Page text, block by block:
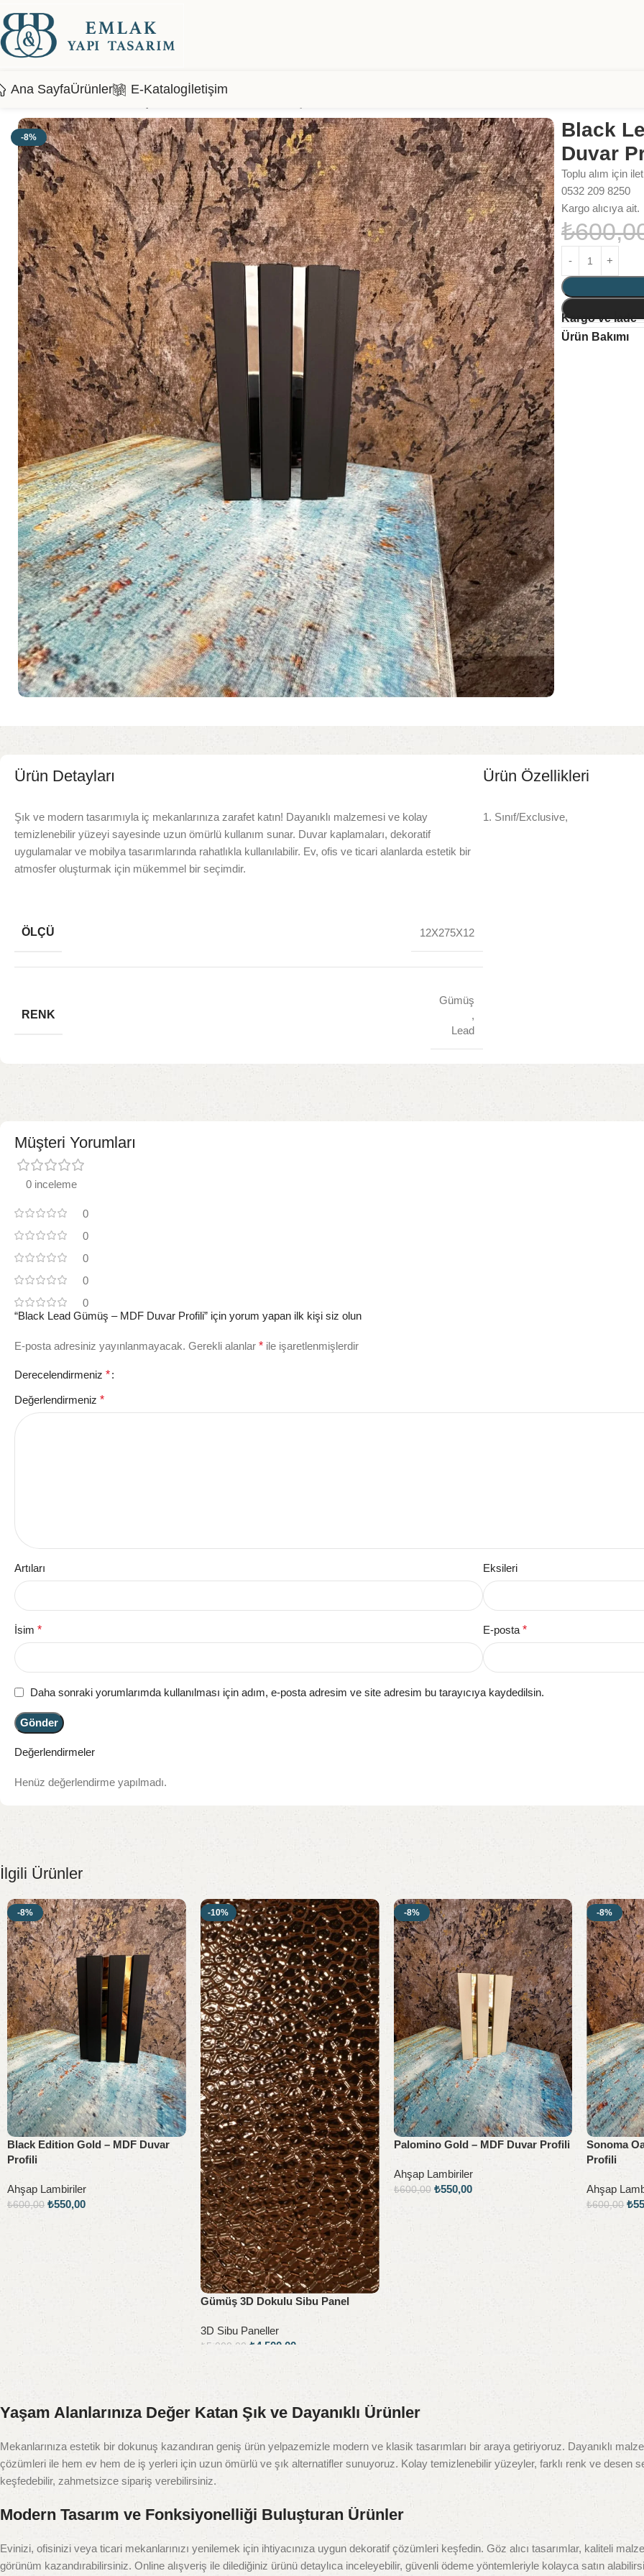
Ana SayfaÜrünler E-Katalogİletişim
-8%
Black
Duvar
Toplu alım için
0532 209 8250
Kargo alıcıya ait.
₺
Kargo ve İade
Ürün Bakımı
Ürün Detayları
Şık ve modern tasarımıyla iç mekanlarınıza zarafet katın! Dayanıklı malzemesi ve kolay
temizlenebilir yüzeyi sayesinde uzun ömürlü kullanım sunar. Duvar kaplamaları, dekoratif
uygulamalar ve mobilya tasarımlarında rahatlıkla kullanılabilir. Ev, ofis ve ticari alanlarda estetik bir
atmosfer oluşturmak için mükemmel bir seçimdir.
ÖLÇÜ 12X275X12
RENK
Gümüş
,
Lead
Ürün Özellikleri
1. Sınıf/Exclusive,
Müşteri Yorumları
0 inceleme
0
0
0
0
0
Değerlendirmeler
Henüz değerlendirme yapılmadı.
“Black Lead Gümüş – MDF Duvar Profili” için yorum yapan ilk kişi siz olun
E-posta adresiniz yayınlanmayacak. Gerekli alanlar * ile işaretlenmişlerdir
Derecelendirmeniz *
Değerlendirmeniz *
Artıları Eksileri
İsim * E-posta *
Daha sonraki yorumlarımda kullanılması için adım, e-posta adresim ve site adresim bu tarayıcıya kaydedilsin.
İlgili Ürünler
-8%
Black Edition Gold – MDF Duvar
Profili
Ahşap Lambiriler
₺600,00 ₺550,00
-10%
Gümüş 3D Dokulu Sibu Panel
3D Sibu Paneller
₺ 5.000,00 ₺ 4.500,00
-8%
Palomino Gold – MDF Duvar Profili
Ahşap Lambiriler
₺600,00 ₺550,00
-8%
Sonoma
Profili
Ahşap
₺600,00 ₺
Yaşam Alanlarınıza Değer Katan Şık ve Dayanıklı Ürünler
Mekanlarınıza estetik bir dokunuş kazandıran geniş ürün yelpazemizle modern ve klasik tasarımları bir araya getiriyoruz. Dayanıklı
çözümleri ile hem ev hem de iş yerleri için uzun ömürlü ve şık alternatifler sunuyoruz. Kolay temizlenebilir yüzeyler, farklı renk ve desen
keşfedebilir, zahmetsizce sipariş verebilirsiniz.
Modern Tasarım ve Fonksiyonelliği Buluşturan Ürünler
Evinizi, ofisinizi veya ticari mekanlarınızı yenilemek için ihtiyacınıza uygun dekoratif çözümleri keşfedin. Göz alıcı tasarımlar, kaliteli
görünüm kazandırabilirsiniz. Online alışveriş ile dilediğiniz ürünü detaylıca inceleyebilir, güvenli ödeme yöntemleriyle kolayca satın